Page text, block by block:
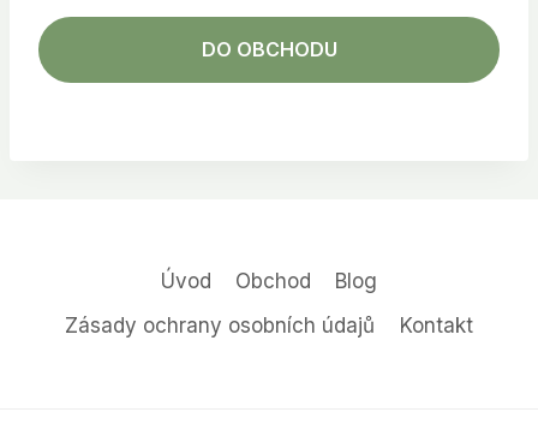
DO OBCHODU
Úvod Obchod
Blog
Zásady ochrany osobních údajů
Kontakt